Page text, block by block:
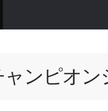
ャンピオ